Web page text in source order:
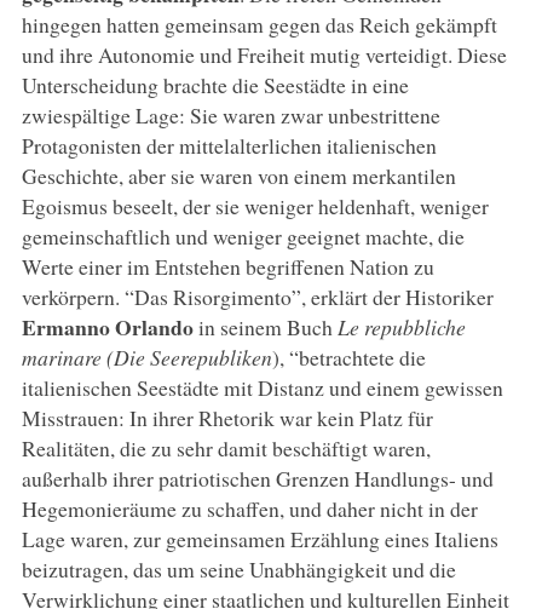
hingegen hatten gemeinsam gegen das Reich gekämpft
und ihre Autonomie und Freiheit mutig verteidigt. Diese
Unterscheidung brachte die Seestädte in eine
zwiespältige Lage: Sie waren zwar unbestrittene
Protagonisten der mittelalterlichen italienischen
Geschichte, aber sie waren von einem merkantilen
Egoismus beseelt, der sie weniger heldenhaft, weniger
gemeinschaftlich und weniger geeignet machte, die
Werte einer im Entstehen begriffenen Nation zu
verkörpern. “Das Risorgimento”, erklärt der Historiker
Ermanno Orlandoin seinem Buch Le repubbliche
marinare (Die Seerepubliken), “betrachtete die
italienischen Seestädte mit Distanz und einem gewissen
Misstrauen: In ihrer Rhetorik war kein Platz für
Realitäten, die zu sehr damit beschäftigt waren,
außerhalb ihrer patriotischen Grenzen Handlungs- und
Hegemonieräume zu schaffen, und daher nicht in der
Lage waren, zur gemeinsamen Erzählung eines Italiens
beizutragen, das um seine Unabhängigkeit und die
Verwirklichung einer staatlichen und kulturellen Einheit